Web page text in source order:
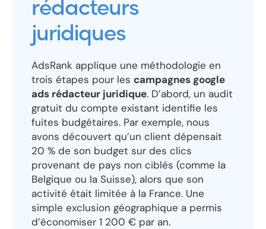
rédacteurs
juridiques
AdsRank applique une méthodologie en
trois étapes pour les campagnes google
ads rédacteur juridique. D’abord, un audit
gratuit du compte existant identifie les
fuites budgétaires. Par exemple, nous
avons découvert qu’un client dépensait
20 % de son budget sur des clics
provenant de pays non ciblés (comme la
Belgique ou la Suisse), alors que son
activité était limitée à la France. Une
simple exclusion géographique a permis
d’économiser 1 200 € par an.